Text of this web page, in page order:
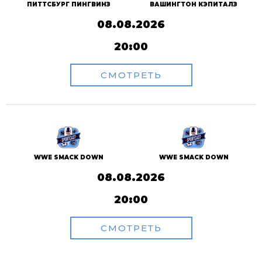
ПИТТСБУРГ ПИНГВИНЗ ВАШИНГТОН КЭПИТАЛЗ
08.08.2026
20:00
СМОТРЕТЬ
WWE SMACK DOWN WWE SMACK DOWN
08.08.2026
20:00
СМОТРЕТЬ